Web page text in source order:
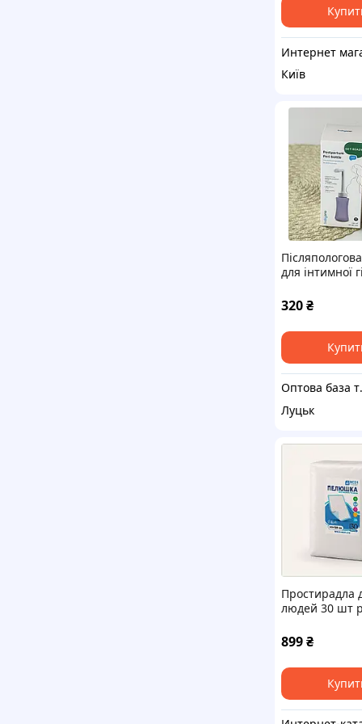
Київ
для інтимної
320₴
Оптова
Луцьк
Простирадла
людей 30 шт
B88B89890H
899₴